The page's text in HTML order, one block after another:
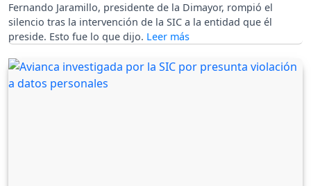
Fernando Jaramillo, presidente de la Dimayor, rompió el
silencio tras la intervención de la SIC a la entidad que él
preside. Esto fue lo que dijo.